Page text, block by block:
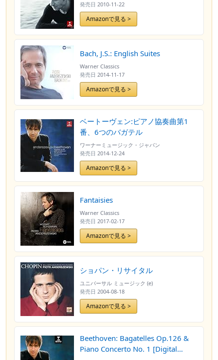
発売日 2010-11-22
Amazonで見る >
Bach, J.S.: English Suites
Warner Classics
発売日 2014-11-17
Amazonで見る >
ベートーヴェン:ピアノ協奏曲第1
番、6つのバガテル
ワーナーミュージック・ジャパン
発売日 2014-12-24
Amazonで見る >
Fantaisies
Warner Classics
発売日 2017-02-17
Amazonで見る >
ショパン・リサイタル
ユニバーサル ミュージック (e)
発売日 2004-08-18
Amazonで見る >
Beethoven: Bagatelles Op.126 &
Piano Concerto No. 1 [Digital